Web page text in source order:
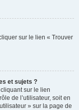
sur le lien « Trouver
et sujets ?
sur le lien
de l’utilisateur, soit en
» sur la page de